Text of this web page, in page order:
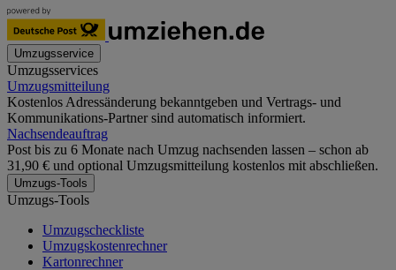
Umzugsservice
Umzugsservices
Umzugsmitteilung
Kostenlos Adressänderung bekanntgeben und Vertrags- und
Kommunikations-Partner sind automatisch informiert.
Nachsendeauftrag
Post bis zu 6 Monate nach Umzug nachsenden lassen – schon ab
31,90 € und optional Umzugsmitteilung kostenlos mit abschließen.
Umzugs-Tools
Umzugs-Tools
Umzugscheckliste
Umzugskostenrechner
Kartonrechner